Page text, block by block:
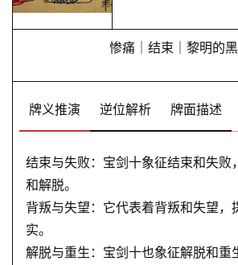
惨痛｜结束｜黎明的
牌义推演 逆位解析 牌面描述
结束与失败：宝剑十象征结束和失败
和解脱。
背叛与失望：它代表着背叛和失望，
实。
解脱与重生：宝剑十也象征解脱和重